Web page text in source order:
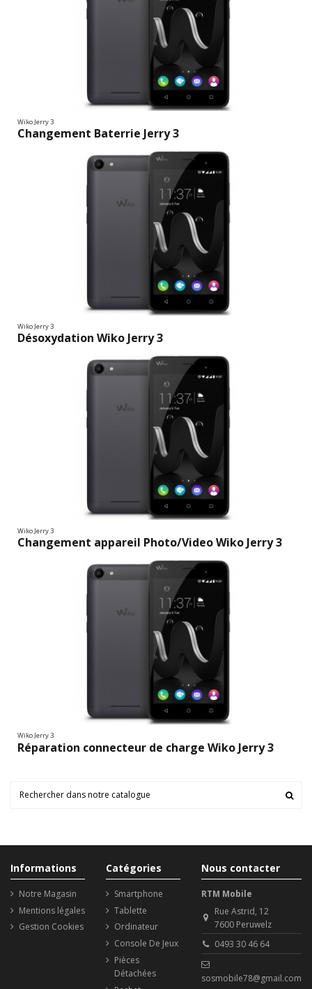
Wiko Jerry 3
Changement Baterrie Jerry 3
Wiko Jerry 3
Désoxydation Wiko Jerry 3
Wiko Jerry 3
Changement appareil Photo/Video Wiko Jerry 3
Wiko Jerry 3
Réparation connecteur de charge Wiko Jerry 3
Informations
Notre Magasin
Mentions légales
Gestion Cookies
Catégories
Smartphone
Tablette
Ordinateur
Console De Jeux
Pièces
Détachées
Nous contacter
RTM Mobile
Rue Astrid, 12
7600 Peruwelz
0493 30 46 64
sosmobile78@gmail.com